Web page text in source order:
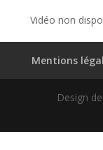
Vidéo non
Mentions
Design de